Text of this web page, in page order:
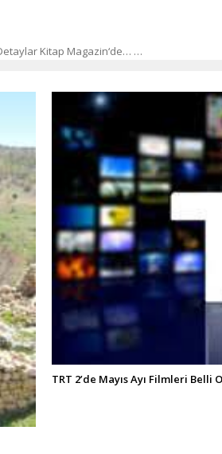
Kitap Magazin‘de… …
TRT 2’de Mayıs Ayı Filmleri Belli